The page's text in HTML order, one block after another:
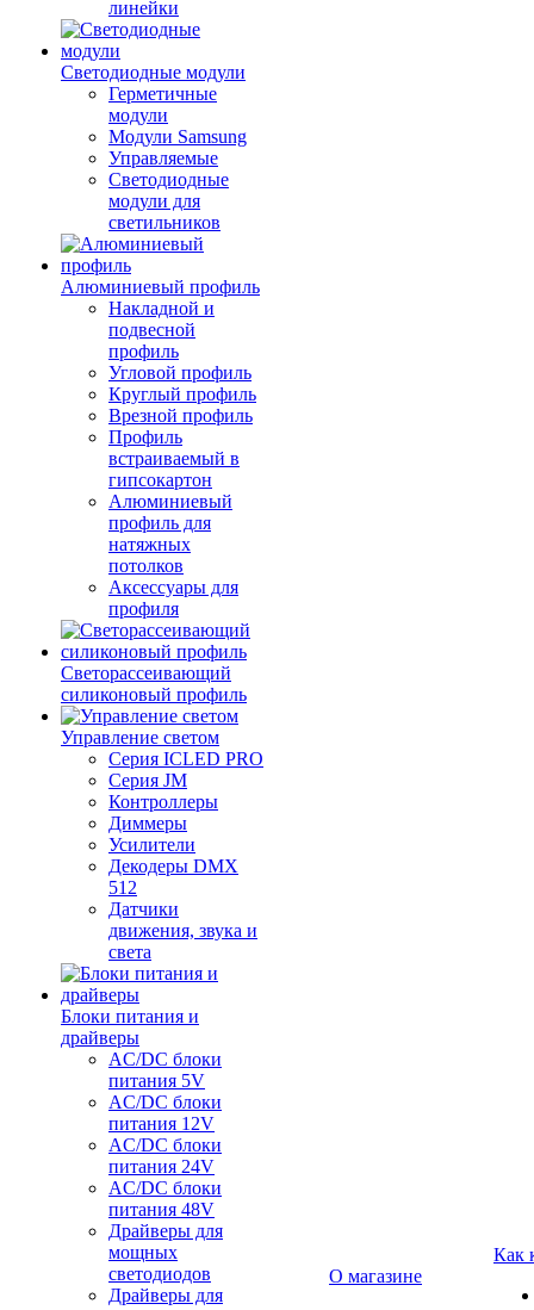
линейки
Светодиодные модули
Герметичные
модули
Модули Samsung
Управляемые
Светодиодные
модули для
светильников
Алюминиевый профиль
Накладной и
подвесной
профиль
Угловой профиль
Круглый профиль
Врезной профиль
Профиль
встраиваемый в
гипсокартон
Алюминиевый
профиль для
натяжных
потолков
Аксессуары для
профиля
Светорассеивающий
силиконовый профиль
Управление светом
Серия ICLED PRO
Серия JM
Контроллеры
Диммеры
Усилители
Декодеры DMX
512
Датчики
движения, звука и
света
Блоки питания и
драйверы
AC/DC блоки
питания 5V
AC/DC блоки
питания 12V
AC/DC блоки
питания 24V
AC/DC блоки
питания 48V
Драйверы для
мощных
светодиодов
Драйверы для
О магазине
Как